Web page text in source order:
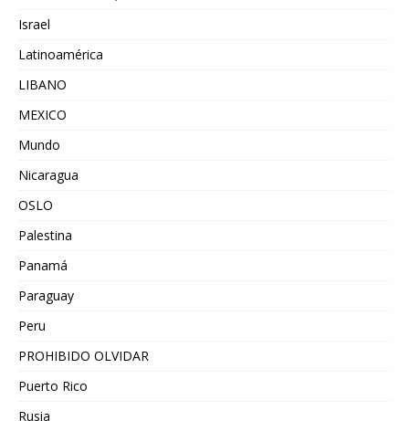
Israel
Latinoamérica
LIBANO
MEXICO
Mundo
Nicaragua
OSLO
Palestina
Panamá
Paraguay
Peru
PROHIBIDO OLVIDAR
Puerto Rico
Rusia